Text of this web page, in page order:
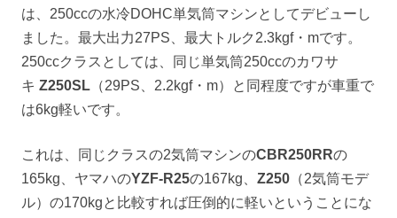
は、250ccの水冷DOHC単気筒マシンとしてデビューし
ました。最大出力27PS、最大トルク2.3kgf・mです。
250ccクラスとしては、同じ単気筒250ccのカワサ
キ Z250SL （29PS、2.2kgf・m）と同程度ですが車重で
は6kg軽いです。
これは、同じクラスの2気筒マシンのCBR250RRの
165kg、ヤマハのYZF-R25の167kg、 Z250 （2気筒モデ
ル）の170kgと比較すれば圧倒的に軽いということにな